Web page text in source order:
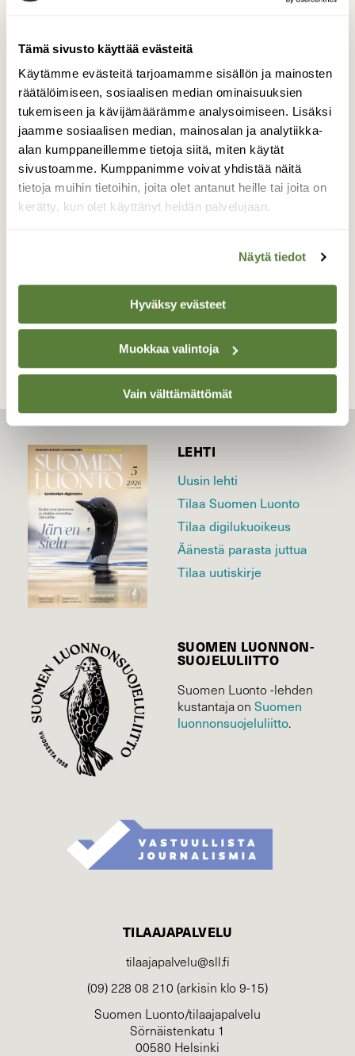
Tämä sivusto käyttää evästeitä
Käytämme evästeitä tarjoamamme sisällön ja mainosten
räätälöimiseen, sosiaalisen median ominaisuuksien
tukemiseen ja kävijämäärämme analysoimiseen. Lisäksi
jaamme sosiaalisen median, mainosalan ja analytiikka-
alan kumppaneillemme tietoja siitä, miten käytät
sivustoamme. Kumppanimme voivat yhdistää näitä
tietoja muihin tietoihin, joita olet antanut heille tai joita on
kerätty, kun olet käyttänyt heidän palvelujaan.
Näytä tiedot
Hyväksy evästeet
Muokkaa valintoja
Vain välttämättömät
Viherkukkajäärä
Penttilän ruusutarhassa syyshortensiassa oli
tälläinen komistus.
Valokuvaaja: Jaana Saarelainen, Penttilä, Joensuu
TAKAISIN LISTAAN
LEHTI
Uusin lehti
Tilaa Suomen Luonto
Tilaa digilukuoikeus
Äänestä parasta juttua
Tilaa uutiskirje
SUOMEN LUONNON­
SUOJELU­LIITTO
Suomen Luonto -lehden
kustantaja onSuomen
luonnonsuojelu­liitto.
TILAAJAPALVELU
tilaajapalvelu@sll.fi
(09) 228 08 210 (arkisin klo 9-15)
Suomen Luonto/tilaajapalvelu
Sörnäistenkatu 1
00580 Helsinki